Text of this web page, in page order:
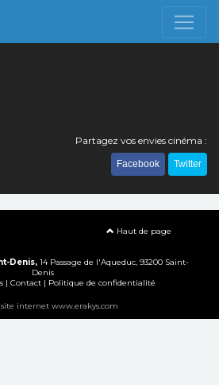
Partagez vos envies cinéma :
Facebook Twitter
Haut de page
Denis, 14 Passage de l'Aqueduc, 93200 Saint-
Denis
| Contact| Politique de confidentialité
internet www.erakys.com